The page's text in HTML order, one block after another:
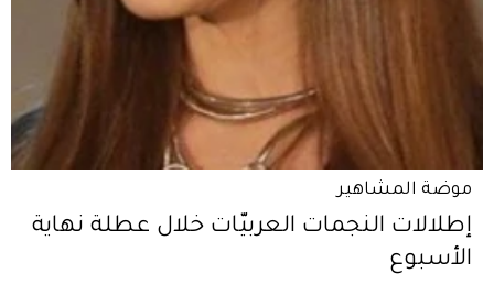
موضة المشاهير
إطلالات النجمات العربيّات خلال عطلة نهاية
الأسبوع